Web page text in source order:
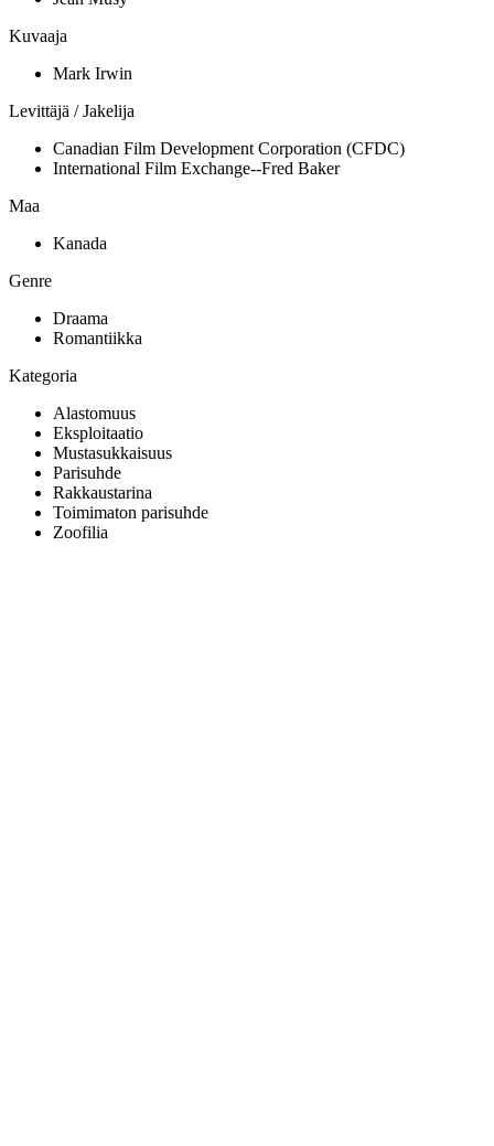
Kuvaaja
Mark Irwin
Levittäjä / Jakelija
Canadian Film Development Corporation (CFDC)
International Film Exchange--Fred Baker
Maa
Kanada
Genre
Draama
Romantiikka
Kategoria
Alastomuus
Eksploitaatio
Mustasukkaisuus
Parisuhde
Rakkaustarina
Toimimaton parisuhde
Zoofilia